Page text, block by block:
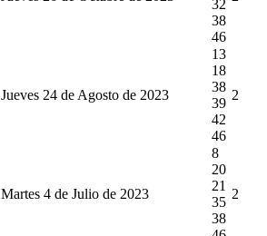
32
38
46
Jueves 24 de Agosto de 2023
13
18
38
39
42
46
2
Martes 4 de Julio de 2023
8
20
21
35
38
2